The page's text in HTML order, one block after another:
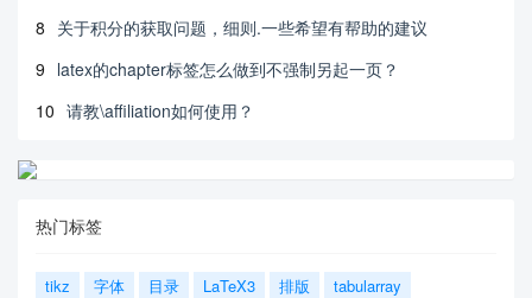
8 关于积分的获取问题，细则.一些希望有帮助的建议
9 latex的chapter标签怎么做到不强制另起一页？
10 请教\affiliation如何使用？
热门标签
tikz 字体 目录 LaTeX3 排版
tabularray